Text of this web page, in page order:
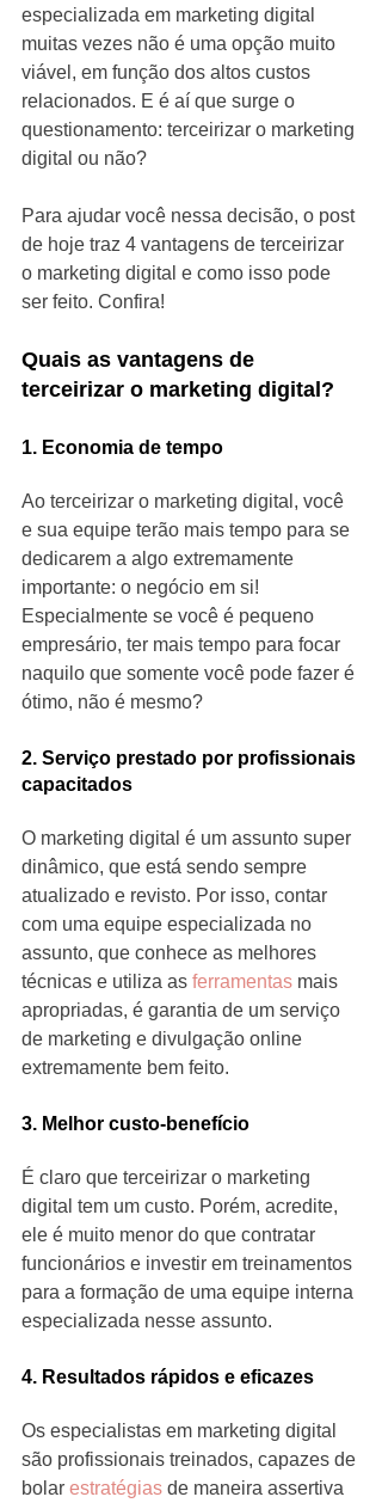
especializada em marketing digital
muitas vezes não é uma opção muito
viável, em função dos altos custos
relacionados. E é aí que surge o
questionamento: terceirizar o marketing
digital ou não?
Para ajudar você nessa decisão, o post
de hoje traz 4 vantagens de terceirizar
o marketing digital e como isso pode
ser feito. Confira!
Quais as vantagens de
terceirizar o marketing digital?
1. Economia de tempo
Ao terceirizar o marketing digital, você
e sua equipe terão mais tempo para se
dedicarem a algo extremamente
importante: o negócio em si!
Especialmente se você é pequeno
empresário, ter mais tempo para focar
naquilo que somente você pode fazer é
ótimo, não é mesmo?
2. Serviço prestado por profissionais
capacitados
O marketing digital é um assunto super
dinâmico, que está sendo sempre
atualizado e revisto. Por isso, contar
com uma equipe especializada no
assunto, que conhece as melhores
técnicas e utiliza as ferramentas mais
apropriadas, é garantia de um serviço
de marketing e divulgação online
extremamente bem feito.
3. Melhor custo-benefício
É claro que terceirizar o marketing
digital tem um custo. Porém, acredite,
ele é muito menor do que contratar
funcionários e investir em treinamentos
para a formação de uma equipe interna
especializada nesse assunto.
4. Resultados rápidos e eficazes
Os especialistas em marketing digital
são profissionais treinados, capazes de
bolar estratégias de maneira assertiva